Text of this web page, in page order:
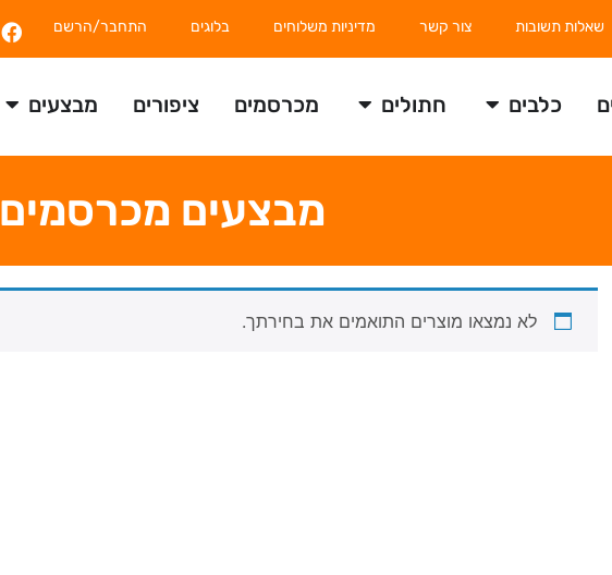
שאלות תשובות צור קשר מדיניות משלוחים בלוגים התחבר/הרשם
כלבים חתולים מכרסמים ציפורים מבצעים
מבצעים מכרסמים
לא נמצאו מוצרים התואמים את בחירתך.